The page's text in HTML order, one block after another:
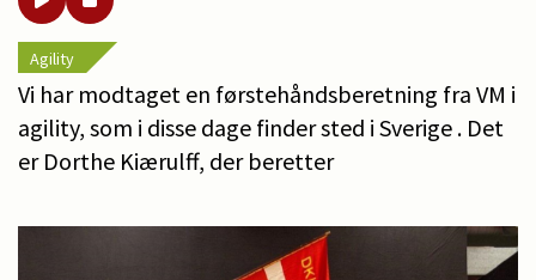
Agility
Vi har modtaget en førstehåndsberetning fra VM i
agility, som i disse dage finder sted i Sverige . Det
er Dorthe Kiærulff, der beretter